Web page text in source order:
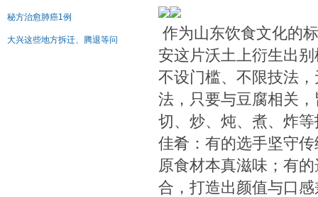
秘方治愈肺癌1例
大兴这些地方拆迁、腾退等问
作为山东饮食文化的
安这片沃土上衍生出
不设门槛、不限技法
法，只要与豆腐相关
切、炒、炖、煮、炸
佳肴：有的选手坚守
原食材本真滋味；有
合，打造出颜值与口